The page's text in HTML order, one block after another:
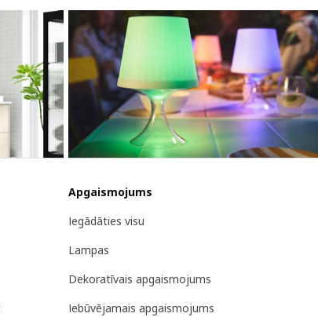
Apgaismojums
Iegādāties visu
Lampas
Dekoratīvais apgaismojums
Iebūvējamais apgaismojums